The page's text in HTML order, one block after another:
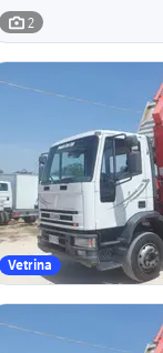
2
Vetrina